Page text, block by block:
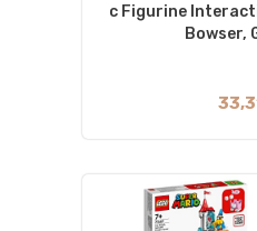
C Figurine
Bowser,